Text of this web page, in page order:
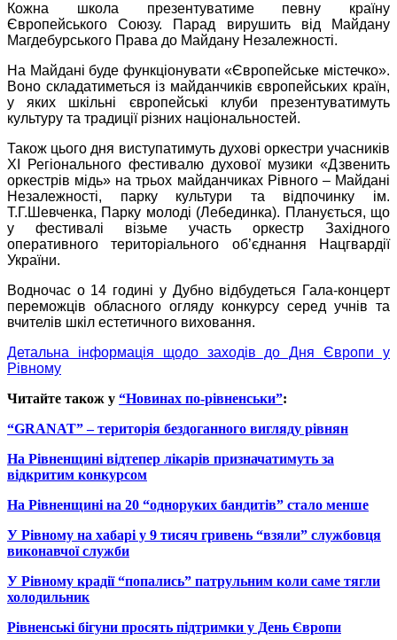
Кожна школа презентуватиме певну країну
Європейського Союзу. Парад вирушить від Майдану
Магдебурського Права до Майдану Незалежності.
На Майдані буде функціонувати «Європейське містечко».
Воно складатиметься із майданчиків європейських країн,
у яких шкільні європейські клуби презентуватимуть
культуру та традиції різних національностей.
Також цього дня виступатимуть духові оркестри учасників
ХІ Регіонального фестивалю духової музики «Дзвенить
оркестрів мідь» на трьох майданчиках Рівного – Майдані
Незалежності, парку культури та відпочинку ім.
Т.Г.Шевченка, Парку молоді (Лебединка). Планується, що
у фестивалі візьме участь оркестр Західного
оперативного територіального об’єднання Нацгвардії
України.
Водночас о 14 годині у Дубно відбудеться Гала-концерт
переможців обласного огляду конкурсу серед учнів та
вчителів шкіл естетичного виховання.
Детальна інформація щодо заходів до Дня Європи у
Рівному
Читайте також у “Новинах по-рівненськи”:
“GRANAT” – територія бездоганного вигляду рівнян
На Рівненщині відтепер лікарів призначатимуть за
відкритим конкурсом
На Рівненщині на 20 “одноруких бандитів” стало менше
У Рівному на хабарі у 9 тисяч гривень “взяли” службовця
виконавчої служби
У Рівному крадії “попались” патрульним коли саме тягли
холодильник
Рівненські бігуни просять підтримки у День Європи